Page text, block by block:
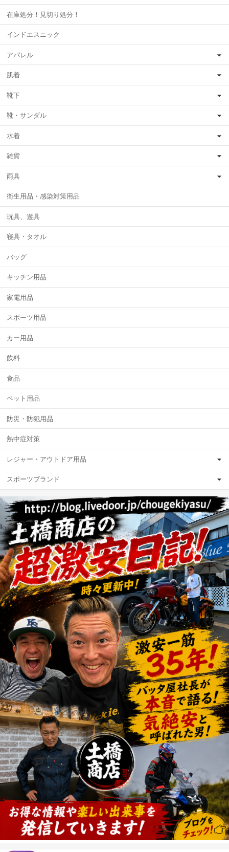
在庫処分！見切り処分！
インドエスニック
アパレル
肌着
靴下
靴・サンダル
水着
雑貨
雨具
衛生用品・感染対策用品
玩具、遊具
寝具・タオル
バッグ
キッチン用品
家電用品
スポーツ用品
カー用品
飲料
食品
ペット用品
防災・防犯用品
熱中症対策
レジャー・アウトドア用品
スポーツブランド